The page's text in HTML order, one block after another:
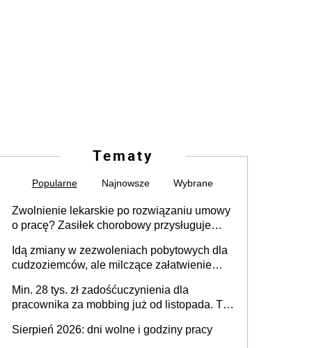
Tematy
Popularne Najnowsze Wybrane
Zwolnienie lekarskie po rozwiązaniu umowy
o pracę? Zasiłek chorobowy przysługuje
dni od ustania stosunku pracy
Idą zmiany w zezwoleniach pobytowych dla
cudzoziemców, ale milczące załatwienie
Min. 28 tys. zł zadośćuczynienia dla
pracownika za mobbing już od listopada. To
zespołu
Sierpień 2026: dni wolne i godziny pracy